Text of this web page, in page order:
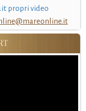
propri video